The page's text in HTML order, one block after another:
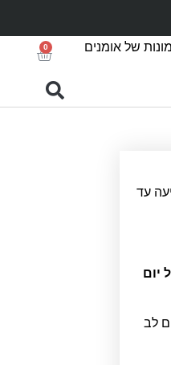
של אומנים
0
מגיעה עד
יום
לב